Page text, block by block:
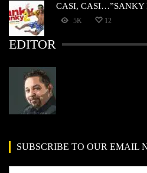
CASI, CASI…”SANKY
5K 12
EDITOR
SUBSCRIBE TO OUR EMAIL